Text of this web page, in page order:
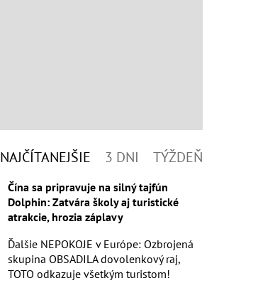
NAJČÍTANEJŠIE 3 DNI TÝŽDEŇ
Čína sa pripravuje na silný tajfún
Dolphin: Zatvára školy aj turistické
atrakcie, hrozia záplavy
Ďalšie NEPOKOJE v Európe: Ozbrojená
skupina OBSADILA dovolenkový raj,
TOTO odkazuje všetkým turistom!